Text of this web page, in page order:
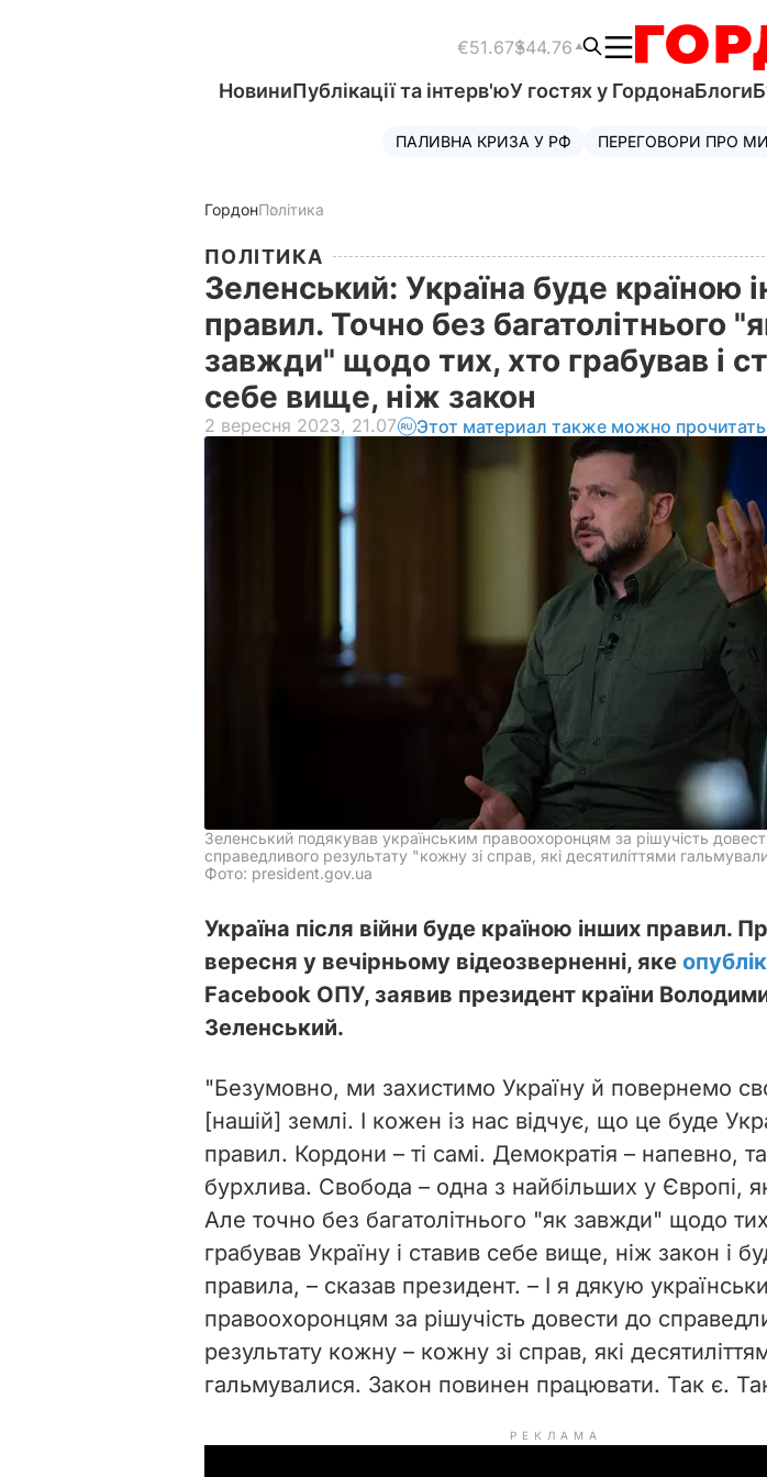
€51.67$44.76
НовиниПублікації та інтерв'юУ гостях у ГордонаБлоги
ПАЛИВНА КРИЗА У РФ ПЕРЕГОВОРИ ПРО
ГордонПолітика
ПОЛІТИКА
Зеленський: Україна буде країною
правил. Точно без багатолітнього
завжди" щодо тих, хто грабував і
себе вище, ніж закон
2 вересня 2023, 21.07 Этот материал также можно
Зеленський подякував українським правоохоронцям за рішучість
справедливого результату "кожну зі справ, які десятиліттями
Фото: president.gov.ua
Україна після війни буде країною інших правил.
вересня у вечірньому відеозверненні, яке
Facebook ОПУ, заявив президент країни
Зеленський.
"Безумовно, ми захистимо Україну й повернемо
[нашій] землі. І кожен із нас відчує, що це буде
правил. Кордони – ті самі. Демократія – напевно,
бурхлива. Свобода – одна з найбільших у Європі,
Але точно без багатолітнього "як завжди" щодо
грабував Україну і ставив себе вище, ніж закон і
правила, – сказав президент. – І я дякую
правоохоронцям за рішучість довести до
результату кожну – кожну зі справ, які
гальмувалися. Закон повинен працювати. Так є.
РЕКЛАМА